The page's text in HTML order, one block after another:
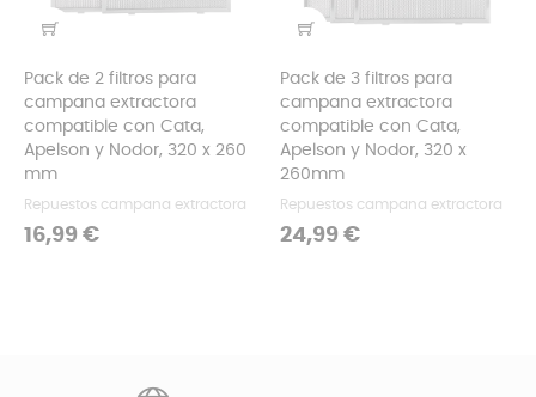
Pack de 2 filtros para
campana extractora
compatible con Cata,
Apelson y Nodor, 320 x 260
mm
Repuestos campana extractora
Precio
16,99 €
Pack de 3 filtros para
campana extractora
compatible con Cata,
Apelson y Nodor, 320 x
260mm
Repuestos campana extractora
Precio
24,99 €